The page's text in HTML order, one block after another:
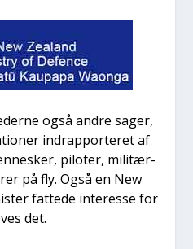
også andre sager,
indrap­por­te­ret af
pilo­ter, mili­tær­
på fly. Også en New
fat­te­de inter­es­se for
det.